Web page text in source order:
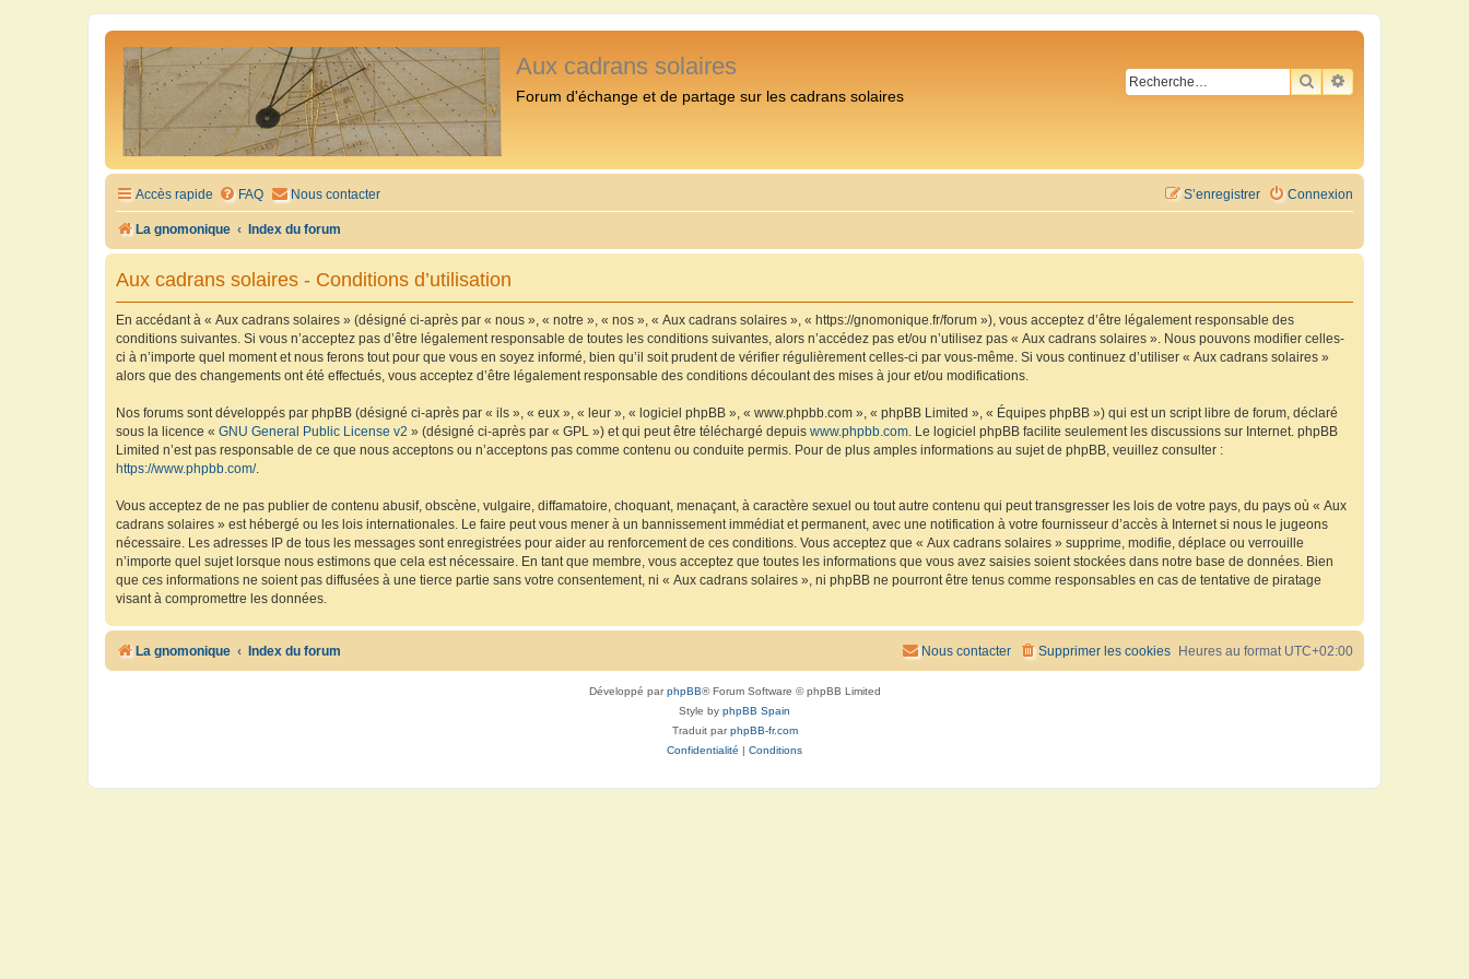
Aux cadrans solaires
Forum d'échange et de partage sur les cadrans solaires
RECHERCHER
RECHERCHE
Accès rapide FAQ Nous contacter Connexion
S’enregistrer
La gnomonique Index du forum
Aux cadrans solaires - Conditions d’utilisation
En accédant à « Aux cadrans solaires » (désigné ci-après par « nous », « notre », « nos », « Aux cadrans solaires », « https://gnomonique.fr/forum »), vous acceptez d’être légalement responsable des
conditions suivantes. Si vous n’acceptez pas d’être légalement responsable de toutes les conditions suivantes, alors n’accédez pas et/ou n’utilisez pas « Aux cadrans solaires ». Nous pouvons modifier celles-
ci à n’importe quel moment et nous ferons tout pour que vous en soyez informé, bien qu’il soit prudent de vérifier régulièrement celles-ci par vous-même. Si vous continuez d’utiliser « Aux cadrans solaires »
alors que des changements ont été effectués, vous acceptez d’être légalement responsable des conditions découlant des mises à jour et/ou modifications.
Nos forums sont développés par phpBB (désigné ci-après par « ils », « eux », « leur », « logiciel phpBB », « www.phpbb.com », « phpBB Limited », « Équipes phpBB ») qui est un script libre de forum, déclaré
sous la licence « GNU General Public License v2 » (désigné ci-après par « GPL ») et qui peut être téléchargé depuis www.phpbb.com. Le logiciel phpBB facilite seulement les discussions sur Internet. phpBB
Limited n’est pas responsable de ce que nous acceptons ou n’acceptons pas comme contenu ou conduite permis. Pour de plus amples informations au sujet de phpBB, veuillez consulter :
https://www.phpbb.com/.
Vous acceptez de ne pas publier de contenu abusif, obscène, vulgaire, diffamatoire, choquant, menaçant, à caractère sexuel ou tout autre contenu qui peut transgresser les lois de votre pays, du pays où « Aux
cadrans solaires » est hébergé ou les lois internationales. Le faire peut vous mener à un bannissement immédiat et permanent, avec une notification à votre fournisseur d’accès à Internet si nous le jugeons
nécessaire. Les adresses IP de tous les messages sont enregistrées pour aider au renforcement de ces conditions. Vous acceptez que « Aux cadrans solaires » supprime, modifie, déplace ou verrouille
n’importe quel sujet lorsque nous estimons que cela est nécessaire. En tant que membre, vous acceptez que toutes les informations que vous avez saisies soient stockées dans notre base de données. Bien
que ces informations ne soient pas diffusées à une tierce partie sans votre consentement, ni « Aux cadrans solaires », ni phpBB ne pourront être tenus comme responsables en cas de tentative de piratage
visant à compromettre les données.
La gnomonique Index du forum Heures au format UTC+02:00
Supprimer les cookies
Nous contacter
Développé parphpBB® Forum Software © phpBB Limited
Style by phpBB Spain
Traduit parphpBB-fr.com
Confidentialité
Conditions